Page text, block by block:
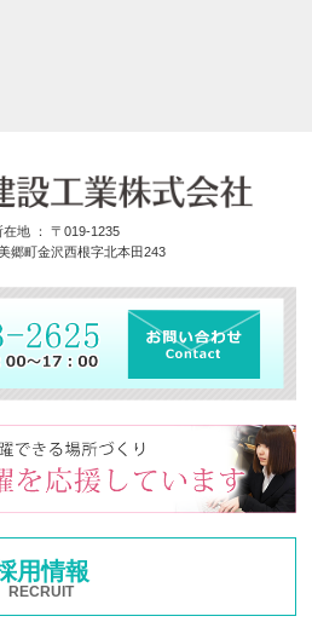
在地 ： 〒019-1235
郷町金沢西根字北本田243
用情報
RECRUIT